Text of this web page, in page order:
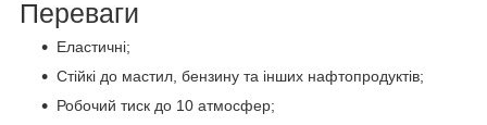
Переваги
Еластичні;
Стійкі до мастил, бензину та інших нафтопродуктів;
Робочий тиск до 10 атмосфер;